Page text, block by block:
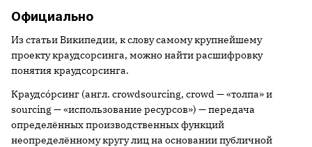
Официально
Из статьи Википедии, к слову самому крупнейшему
проекту краудсорсинга, можно найти расшифровку
понятия краудсорсинга.
Краудсо́рсинг (англ. crowdsourcing, crowd — «толпа» и
sourcing — «использование ресурсов») — передача
определённых производственных функций
неопределённому кругу лиц на основании публичной